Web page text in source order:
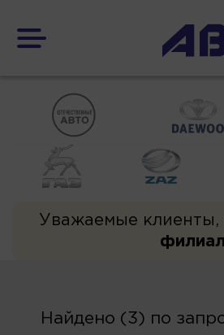
Уважаемые клиенты,
Найдено (3) по